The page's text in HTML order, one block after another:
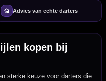
Advies van echte darters
kopen bij
sterke keuze voor darters die